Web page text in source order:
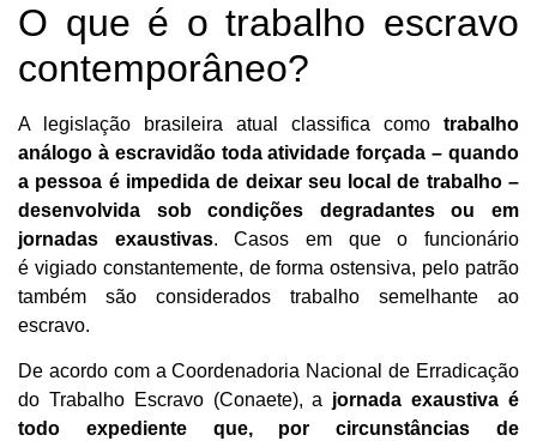
O que é o trabalho escravo
contemporâneo?
A legislação brasileira atual classifica como trabalho
análogo à escravidão toda atividade forçada – quando
a pessoa é impedida de deixar seu local de trabalho –
desenvolvida sob condições degradantes ou em
jornadas exaustivas. Casos em que o funcionário
é vigiado constantemente, de forma ostensiva, pelo patrão
também são considerados trabalho semelhante ao
escravo.
De acordo com a Coordenadoria Nacional de Erradicação
do Trabalho Escravo (Conaete), a jornada exaustiva é
todo expediente que, por circunstâncias de